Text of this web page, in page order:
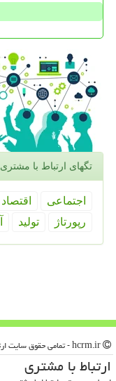
تگهای ارتباط با مشتری
اجتماعی اقتصاد
رپورتاژ
تولید
ارتباط با مشتری